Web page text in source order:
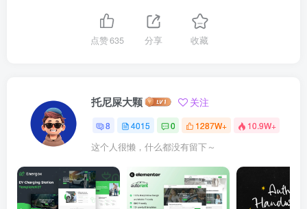
点赞635 分享 收藏
托尼屎大颗 关注
8 4015 0 1287W+ 10.9W+
这个人很懒，什么都没有留下～